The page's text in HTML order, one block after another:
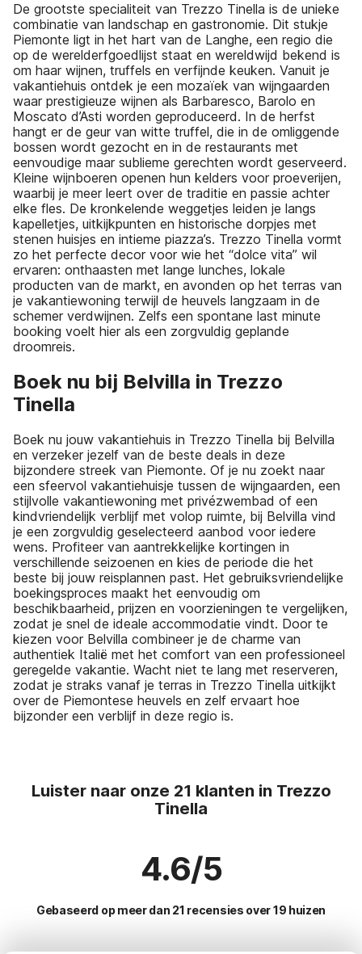
De grootste specialiteit van Trezzo Tinella is de unieke
combinatie van landschap en gastronomie. Dit stukje
Piemonte ligt in het hart van de Langhe, een regio die
op de werelderfgoedlijst staat en wereldwijd bekend is
om haar wijnen, truffels en verfijnde keuken. Vanuit je
vakantiehuis ontdek je een mozaïek van wijngaarden
waar prestigieuze wijnen als Barbaresco, Barolo en
Moscato d’Asti worden geproduceerd. In de herfst
hangt er de geur van witte truffel, die in de omliggende
bossen wordt gezocht en in de restaurants met
eenvoudige maar sublieme gerechten wordt geserveerd.
Kleine wijnboeren openen hun kelders voor proeverijen,
waarbij je meer leert over de traditie en passie achter
elke fles. De kronkelende weggetjes leiden je langs
kapelletjes, uitkijkpunten en historische dorpjes met
stenen huisjes en intieme piazza’s. Trezzo Tinella vormt
zo het perfecte decor voor wie het “dolce vita” wil
ervaren: onthaasten met lange lunches, lokale
producten van de markt, en avonden op het terras van
je vakantiewoning terwijl de heuvels langzaam in de
schemer verdwijnen. Zelfs een spontane last minute
booking voelt hier als een zorgvuldig geplande
droomreis.
Boek nu bij Belvilla in Trezzo
Tinella
Boek nu jouw vakantiehuis in Trezzo Tinella bij Belvilla
en verzeker jezelf van de beste deals in deze
bijzondere streek van Piemonte. Of je nu zoekt naar
een sfeervol vakantiehuisje tussen de wijngaarden, een
stijlvolle vakantiewoning met privézwembad of een
kindvriendelijk verblijf met volop ruimte, bij Belvilla vind
je een zorgvuldig geselecteerd aanbod voor iedere
wens. Profiteer van aantrekkelijke kortingen in
verschillende seizoenen en kies de periode die het
beste bij jouw reisplannen past. Het gebruiksvriendelijke
boekingsproces maakt het eenvoudig om
beschikbaarheid, prijzen en voorzieningen te vergelijken,
zodat je snel de ideale accommodatie vindt. Door te
kiezen voor Belvilla combineer je de charme van
authentiek Italië met het comfort van een professioneel
geregelde vakantie. Wacht niet te lang met reserveren,
zodat je straks vanaf je terras in Trezzo Tinella uitkijkt
over de Piemontese heuvels en zelf ervaart hoe
bijzonder een verblijf in deze regio is.
Luister naar onze 21 klanten in Trezzo
Tinella
4.6/5
Gebaseerd op meer dan 21 recensies over 19 huizen